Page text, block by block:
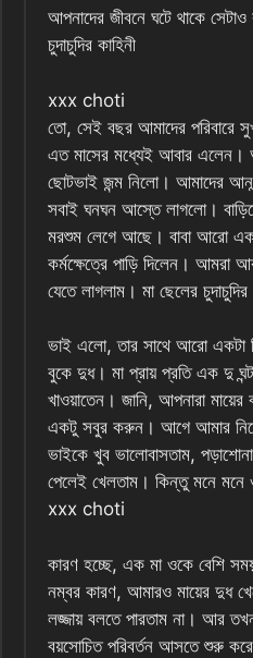
আপনাদের জীবনে ঘটে থাকে
চুদাচুদির কাহিনী
xxx choti
তো, সেই বছর আমাদের পরিবারে
এত মাসের মধ্যেই আবার এলেন।
ছোটভাই জন্ম নিলো। আমাদের
সবাই ঘনঘন আস্তে লাগলো।
মরশুম লেগে আছে। বাবা আরো
কর্মক্ষেত্রে পাড়ি দিলেন। আমরা
যেতে লাগলাম। মা ছেলের চুদাচুদির
ভাই এলো, তার সাথে আরো একটা
বুকে দুধ। মা প্রায় প্রতি এক দু
খাওয়াতেন। জানি, আপনারা
একটু সবুর করুন। আগে আমার
ভাইকে খুব ভালোবাসতাম,
পেলেই খেলতাম। কিন্তু মনে
xxx choti
কারণ হচ্ছে, এক মা ওকে বেশি
নম্বর কারণ, আমারও মায়ের দুধ
লজ্জায় বলতে পারতাম না। আর
বয়সোচিত পরিবর্তন আসতে শুরু